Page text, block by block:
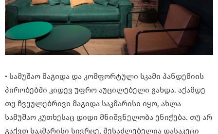
• სამუშაო მაგიდა და კომფორტული სკამი პანდემიის
პირობებში კიდევ უფრო აუცილებელი გახდა. აქამდე
თუ ჩვეულებრივი მაგიდა საკმარისი იყო, ახლა
სამუშაო კუთხესაც დიდი მნიშვნელობა ენიჭება. თუ არ
გაქვთ საკმარისი სივრცე, შესაძლებელია დასაკეცი